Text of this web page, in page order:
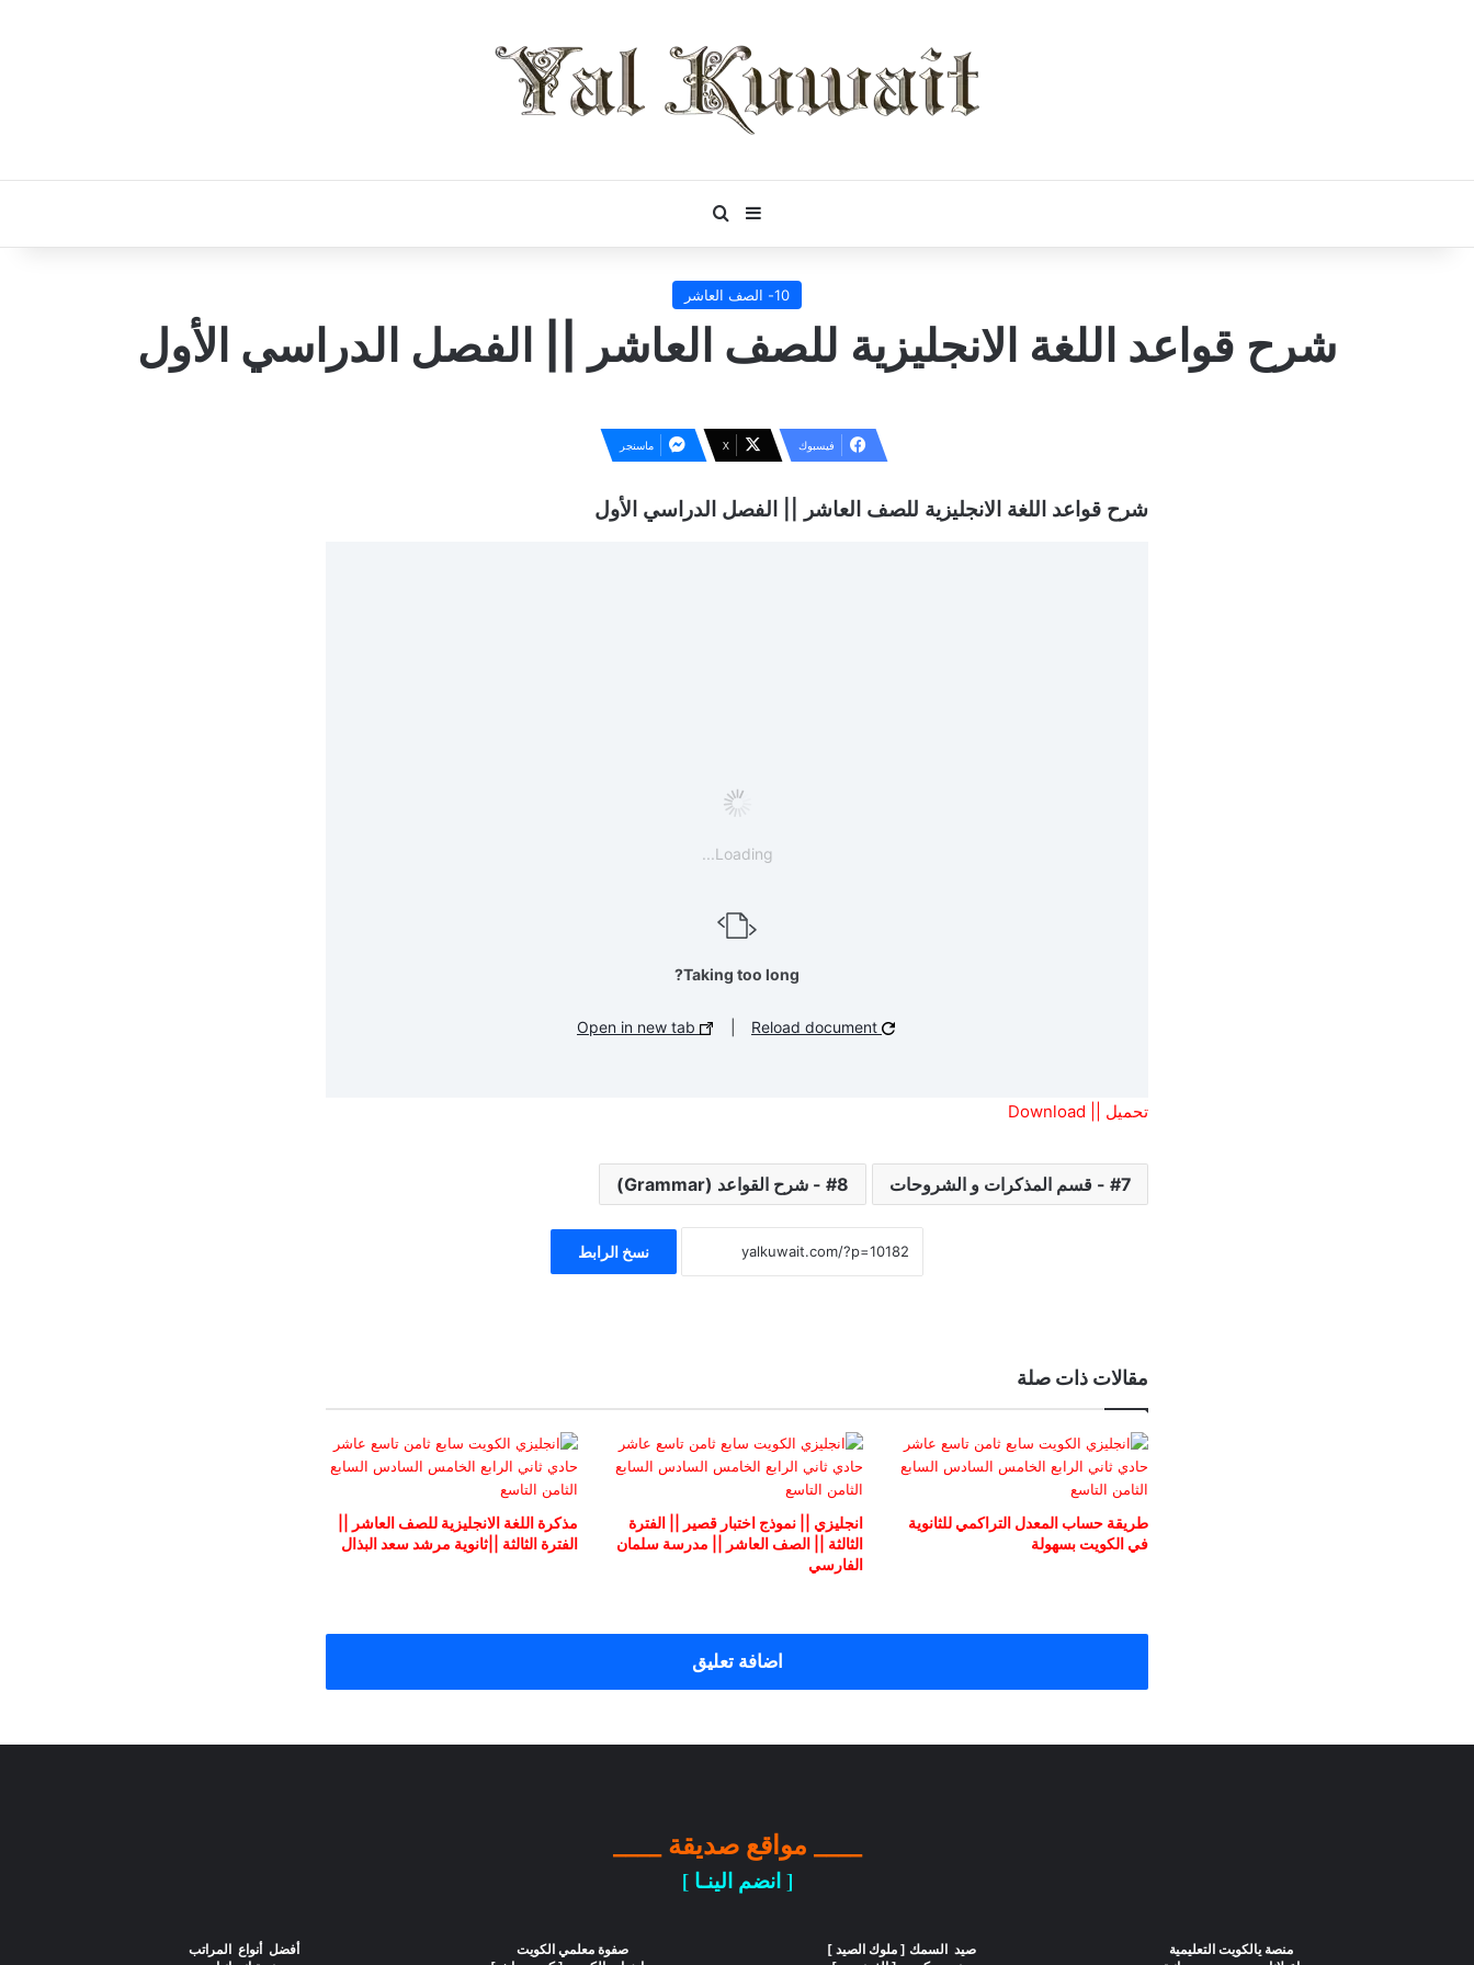
إضافة عمود جانبي
بحث عن
10- الصف العاشر
شرح قواعد اللغة الانجليزية للصف العاشر || الفصل الدراسي الأول
فيسبوك ‫X ماسنجر
شرح قواعد اللغة الانجليزية للصف العاشر || الفصل الدراسي الأول
Loading...
Taking too long?
تحميل || Download
7 - قسم المذكرات و الشروحات 8 - شرح القواعد (Grammar)
نسخ الرابط
مقالات ذات صلة
طريقة حساب المعدل التراكمي للثانوية
في الكويت بسهولة
انجليزي || نموذج اختبار قصير || الفترة
الثالثة || الصف العاشر || مدرسة سلمان
الفارسي
مذكرة اللغة الانجليزية للصف العاشر ||
الفترة الثالثة ||ثانوية مرشد سعد البذال
اضافة تعليق
____ مواقع صديقة ____
[ انضم الينـا ]
منصة يالكويت التعليمية
صيد السمك [ ملوك الصيد ]
صفوة معلمي الكويت
أفضل أنواع المراتب